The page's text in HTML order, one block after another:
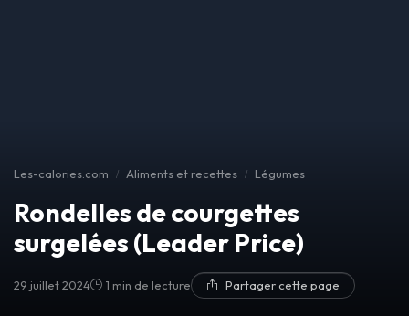
Les-calories.com Aliments et recettes Légumes
Rondelles de courgettes
surgelées (Leader Price)
29 juillet 2024 1 min de lecture Partager cette page